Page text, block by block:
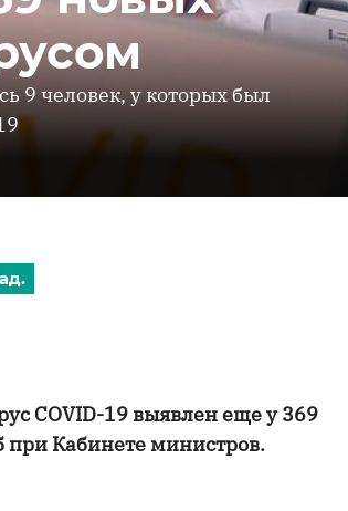
9 человек, у которых был
COVID-19 выявлен еще у 369
при Кабинете министров.